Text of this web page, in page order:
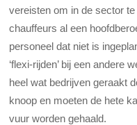
vereisten om in de sector
chauffeurs al een
personeel dat niet is
‘flexi-rijden’ bij een andere
heel wat bedrijven geraakt
knoop en moeten de hete
vuur worden gehaald.